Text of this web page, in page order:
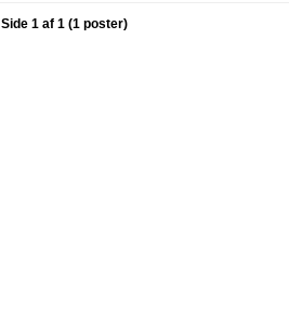
Side 1 af 1 (1 poster)